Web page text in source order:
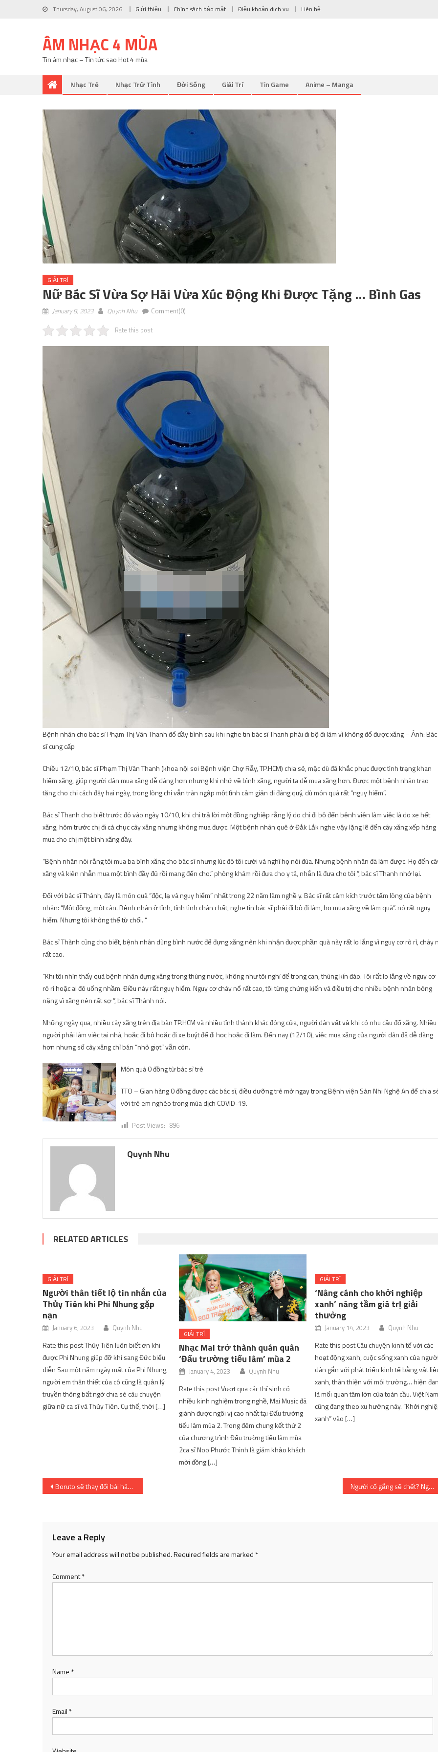
Thursday, August 06, 2026 Giới thiệu Chính sách bảo mật Điều khoản dịch vụ Liên hệ
ÂM NHẠC 4 MÙA
Tin âm nhạc – Tin tức sao Hot 4 mùa
Nhạc Trẻ Nhạc Trữ Tình Đời Sống Giải Trí Tin Game Anime – Manga
GIẢI TRÍ
Nữ Bác Sĩ Vừa Sợ Hãi Vừa Xúc Động Khi Được Tặng … Bình Gas
January 8, 2023 Quynh Nhu Comment(0)
Rate this post
Bệnh nhân cho bác sĩ Phạm Thị Vân Thanh đổ đầy bình sau khi nghe tin bác sĩ Thanh phải đi bộ đi làm vì không đổ được xăng – Ảnh: Bác
sĩ cung cấp
Chiều 12/10, bác sĩ Phạm Thị Vân Thanh (khoa nội soi Bệnh viện Chợ Rẫy, TP.HCM) chia sẻ, mặc dù đã khắc phục được tình trạng khan
hiếm xăng, giúp người dân mua xăng dễ dàng hơn nhưng khi nhớ về bình xăng, người ta dễ mua xăng hơn. Được một bệnh nhân trao
tặng cho chị cách đây hai ngày, trong lòng chị vẫn tràn ngập một tình cảm giản dị đáng quý, dù món quà rất “nguy hiểm”.
Bác sĩ Thanh cho biết trước đó vào ngày 10/10, khi chị trả lời một đồng nghiệp rằng lý do chị đi bộ đến bệnh viện làm việc là do xe hết
xăng, hôm trước chị đi cả chục cây xăng nhưng không mua được. Một bệnh nhân quê ở Đắk Lắk nghe vậy lặng lẽ đến cây xăng xếp hàng
mua cho chị một bình xăng đầy.
“Bệnh nhân nói rằng tôi mua ba bình xăng cho bác sĩ nhưng lúc đó tôi cười và nghĩ họ nói đùa. Nhưng bệnh nhân đã làm được. Họ đến
xăng và kiên nhẫn mua một bình đầy đủ rồi mang đến cho.” phòng khám rồi đưa cho y tá, nhắn là đưa cho tôi ”, bác sĩ Thanh nhớ lại.
Đối với bác sĩ Thành, đây là món quà “độc, lạ và nguy hiểm” nhất trong 22 năm làm nghề y. Bác sĩ rất cảm kích trước tấm lòng của bệnh
nhân: “Một đồng, một cân. Bệnh nhân ở tỉnh, tính tình chân chất, nghe tin bác sĩ phải đi bộ đi làm, họ mua xăng về làm quà”. nó rất nguy
hiểm. Nhưng tôi không thể từ chối. “
Bác sĩ Thành cũng cho biết, bệnh nhân dùng bình nước để đựng xăng nên khi nhận được phần quà này rất lo lắng vì nguy cơ rò rỉ, cháy
rất cao.
“Khi tôi nhìn thấy quà bệnh nhân đựng xăng trong thùng nước, không như tôi nghĩ để trong can, thùng kín đáo. Tôi rất lo lắng về nguy cơ
rò rỉ hoặc ai đó uống nhầm. Điều này rất nguy hiểm. Nguy cơ cháy nổ rất cao, tôi từng chứng kiến ​​và điều trị cho nhiều bệnh nhân bỏng
nặng vì xăng nên rất sợ ”, bác sĩ Thành nói.
Những ngày qua, nhiều cây xăng trên địa bàn TP.HCM và nhiều tỉnh thành khác đóng cửa, người dân vất vả khi có nhu cầu đổ xăng. Nhiều
người phải làm việc tại nhà, hoặc đi bộ hoặc đi xe buýt để đi học hoặc đi làm. Đến nay (12/10), việc mua xăng của người dân đã dễ dàng
hơn nhưng số cây xăng chỉ bán “nhỏ giọt” vẫn còn.
Món quà 0 đồng từ bác sĩ trẻ
TTO – Gian hàng 0 đồng được các bác sĩ, điều dưỡng trẻ mở ngay trong Bệnh viện Sản Nhi Nghệ An để chia
với trẻ em nghèo trong mùa dịch COVID-19.
Post Views: 896
Quynh Nhu
RELATED ARTICLES
GIẢI TRÍ
Người thân tiết lộ tin nhắn của
Thủy Tiên khi Phi Nhung gặp
nạn
January 6, 2023 Quynh Nhu
Rate this post Thủy Tiên luôn biết ơn khi
được Phi Nhung giúp đỡ khi sang Đức biểu
diễn Sau một năm ngày mất của Phi Nhung,
người em thân thiết của cô cũng là quản lý
truyền thông bất ngờ chia sẻ câu chuyện
giữa nữ ca sĩ và Thủy Tiên. Cụ thể, thời […]
GIẢI TRÍ
Nhạc Mai trở thành quán quân
‘Đấu trường tiếu lâm’ mùa 2
January 4, 2023 Quynh Nhu
Rate this post Vượt qua các thí sinh có
nhiều kinh nghiệm trong nghề, Mai Music đã
giành được ngôi vị cao nhất tại Đấu trường
tiếu lâm mùa 2. Trong đêm chung kết thứ 2
của chương trình Đấu trường tiếu lâm mùa
2ca sĩ Noo Phước Thịnh là giám khảo khách
mời đồng […]
GIẢI TRÍ
‘Nâng cánh cho khởi nghiệp
xanh’ nâng tầm giá trị giải
thưởng
January 14, 2023 Quynh Nhu
Rate this post Câu chuyện kinh tế với các
hoạt động xanh, cuộc sống xanh của
dân gắn với phát triển kinh tế bằng vật
xanh, thân thiện với môi trường… hiện
là mối quan tâm lớn của toàn cầu. Việt
cũng đang theo xu hướng này. “Khởi
xanh” vào […]
Post
Boruto sẽ thay đổi bài hát kết thúc vào tháng 10 sắp tới này! | SharingFunVN Người cố gắng sẽ chết? Ngày và lô phát hành
Leave a Reply
Your email address will not be published.Required fields are marked *
Comment*
Name *
Email *